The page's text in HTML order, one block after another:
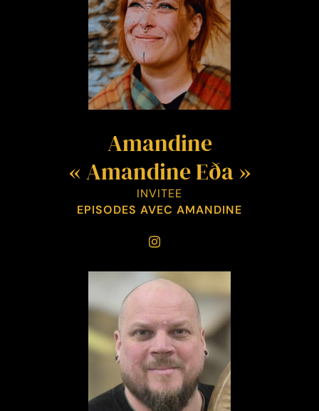
Amandine
« Amandine Eða »
INVITEE
EPISODES AVEC AMANDINE